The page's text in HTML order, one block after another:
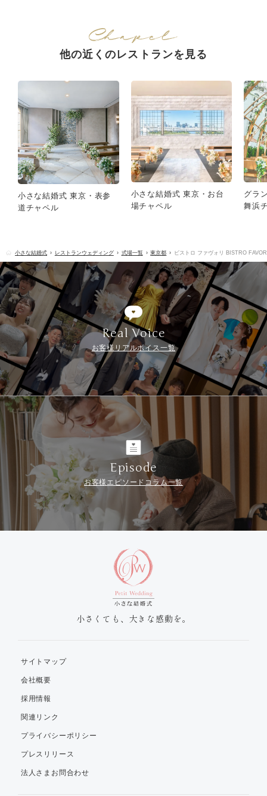
他の近くのレストランを見る
小さな結婚式 東京・表参
道チャペル
小さな結婚式 東京・お台
場チャペル
グラ
舞浜
小さな結婚式 レストランウェディング 式場一覧 東京都 ビストロ ファヴォリ BISTRO
Real Voice
お客様リアルボイス一覧
Episode
お客様エピソードコラム一覧
小さくても、大きな感動を。
サイトマップ
会社概要
採用情報
関連リンク
プライバシーポリシー
プレスリリース
法人さまお問合わせ